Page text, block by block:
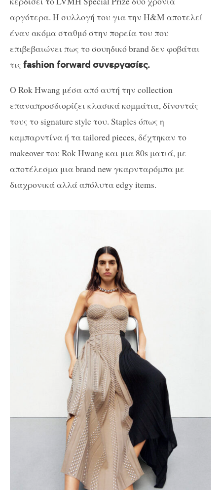
αργότερα. Η συλλογή του για την H&M αποτελεί
έναν ακόμα σταθμό στην πορεία του που
επιβεβαιώνει πως το σουηδικό brand δεν φοβάται
τις fashion forward συνεργασίες.
Ο Rok Hwang μέσα από αυτή την collection
επαναπροσδιορίζει κλασικά κομμάτια, δίνοντάς
τους το signature style του. Staples όπως η
καμπαρντίνα ή τα tailored pieces, δέχτηκαν το
makeover του Rok Hwang και μια 80s ματιά, με
αποτέλεσμα μια brand new γκαρνταρόμπα με
διαχρονικά αλλά απόλυτα edgy items.